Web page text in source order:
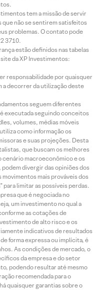
tem a missão de servir
não se sentirem satisfeitos
problemas. O contato pode
3710.
estão definidos nas tabelas
da XP Investimentos:
responsabilidade por quaisquer
a decorrer da utilização deste
seguem diferentes
executada seguindo conceitos
volumes, médias móveis
como informação os
e suas projeções. Desta
que buscam os melhores
cenário macroeconômico e os
divergir das opiniões dos
mais prováveis dos
para limitar as possíveis perdas.
que é negociada no
um investimento no qual a
as cotações de
de alto risco e os
indicativos de resultados
forma expressa ou implícita, é
As condições de mercado, o
da empresa e do setor
podendo resultar até mesmo
recomendada para o
quaisquer garantias sobre o